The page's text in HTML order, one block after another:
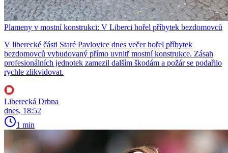
Plameny v mostní konstrukci: V Liberci hořel příbytek bezdomovců
V liberecké části Staré Pavlovice dnes večer hořel příbytek
bezdomovců vybudovaný přímo uvnitř mostní konstrukce. Zásah
profesionálních jednotek zamezil dalším škodám a požár se podařilo
rychle zlikvidovat.
Liberecká Drbna
dnes, 18:52
1 min